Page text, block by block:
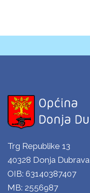
Trg Republike 13
40328 Donja Dubrava
OIB: 63140387407
MB: 2556987